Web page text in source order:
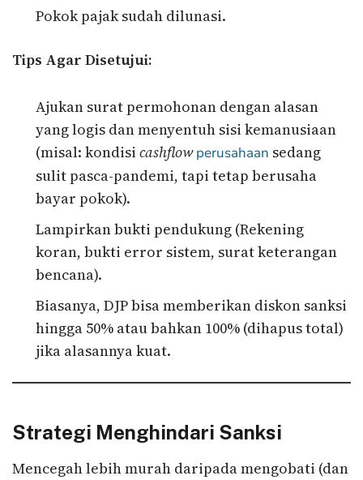
Pokok pajak sudah dilunasi.
Tips Agar Disetujui:
Ajukan surat permohonan dengan alasan
yang logis dan menyentuh sisi kemanusiaan
(misal: kondisi cashflow perusahaan sedang
sulit pasca-pandemi, tapi tetap berusaha
bayar pokok).
Lampirkan bukti pendukung (Rekening
koran, bukti error sistem, surat keterangan
bencana).
Biasanya, DJP bisa memberikan diskon sanksi
hingga 50% atau bahkan 100% (dihapus total)
jika alasannya kuat.
Strategi Menghindari Sanksi
Mencegah lebih murah daripada mengobati (dan